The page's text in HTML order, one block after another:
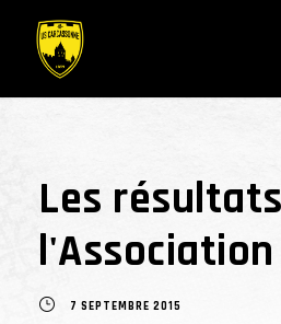
Les
l'Association
7 SEPTEMBRE 2015